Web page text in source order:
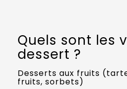
Quels sont les
dessert ?
Desserts aux fruits
fruits, sorbets)